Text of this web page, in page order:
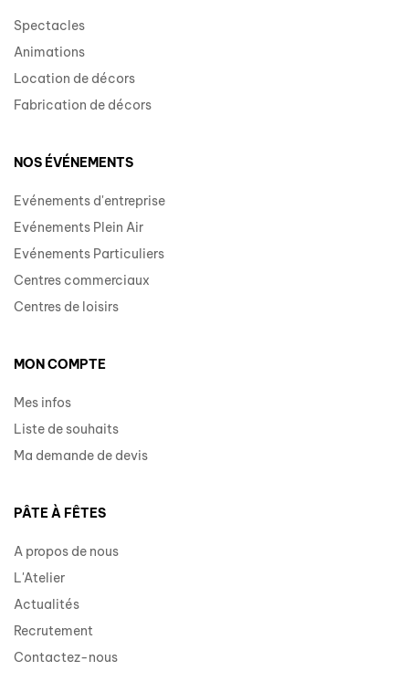
Spectacles
Animations
Location de décors
Fabrication de décors
NOS ÉVÉNEMENTS
Evénements d'entreprise
Evénements Plein Air
Evénements Particuliers
Centres commerciaux
Centres de loisirs
MON COMPTE
Mes infos
Liste de souhaits
Ma demande de devis
PÂTE À FÊTES
A propos de nous
L'Atelier
Actualités
Recrutement
Contactez-nous